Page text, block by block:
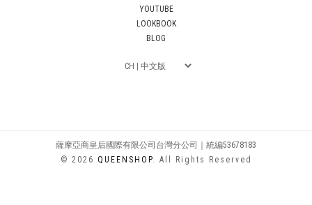
YOUTUBE
LOOKBOOK
BLOG
薩摩亞商皇后國際有限公司台灣分公司｜統編53678183
© 2026 QUEENSHOP. All Rights Reserved